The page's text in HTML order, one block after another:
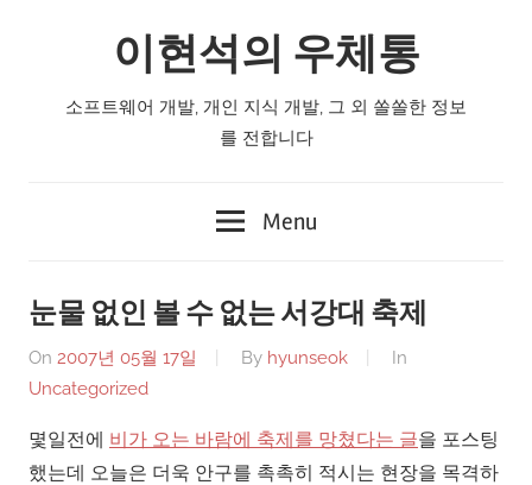
이현석의 우체통
소프트웨어 개발, 개인 지식 개발, 그 외 쏠쏠한 정보
를 전합니다
Menu
눈물 없인 볼 수 없는 서강대 축제
On 2007년 05월 17일 By hyunseok
In
Uncategorized
몇일전에 비가 오는 바람에 축제를 망쳤다는 글을 포스팅
했는데 오늘은 더욱 안구를 촉촉히 적시는 현장을 목격하